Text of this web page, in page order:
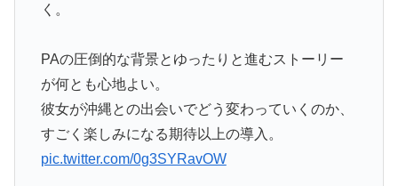
く。
PAの圧倒的な背景とゆったりと進むストーリー
が何とも心地よい。
彼女が沖縄との出会いでどう変わっていくのか、
すごく楽しみになる期待以上の導入。
pic.twitter.com/0g3SYRavOW